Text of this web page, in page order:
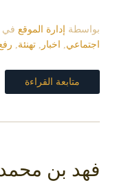
بواسطة إدارة الموقع في
اجتماعي, اخبار , تهنئة,
متابعة القراءة
فهد بن